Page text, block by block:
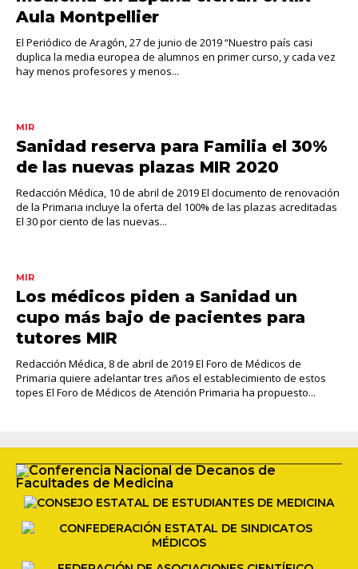
Aula Montpellier
El Periódico de Aragón, 27 de junio de 2019 “Nuestro país casi
duplica la media europea de alumnos en primer curso, y cada vez
hay menos profesores y menos...
MIR
Sanidad reserva para Familia el 30%
de las nuevas plazas MIR 2020
Redacción Médica, 10 de abril de 2019 El documento de renovación
de la Primaria incluye la oferta del 100% de las plazas acreditadas
El 30 por ciento de las nuevas...
MIR
Los médicos piden a Sanidad un
cupo más bajo de pacientes para
tutores MIR
Redacción Médica, 8 de abril de 2019 El Foro de Médicos de
Primaria quiere adelantar tres años el establecimiento de estos
topes El Foro de Médicos de Atención Primaria ha propuesto...